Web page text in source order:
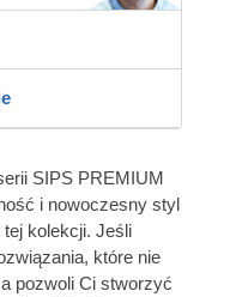
SIPS PREMIUM
i nowoczesny styl
kolekcji. Jeśli
które nie
pozwoli Ci stworzyć